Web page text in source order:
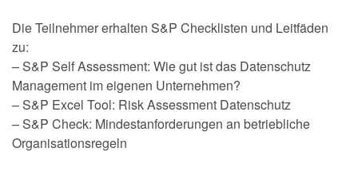
Die Teilnehmer erhalten S&P Checklisten und Leitfäden
zu:
– S&P Self Assessment: Wie gut ist das Datenschutz
Management im eigenen Unternehmen?
– S&P Excel Tool: Risk Assessment Datenschutz
– S&P Check: Mindestanforderungen an betriebliche
Organisationsregeln